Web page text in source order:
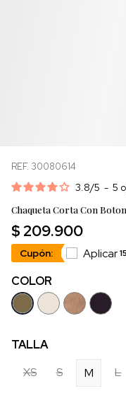
REF. 30080614
3.8/5 - 5
Chaqueta Corta Con
$ 209.900
Cupón: Aplicar
COLOR
TALLA
XS
S M L